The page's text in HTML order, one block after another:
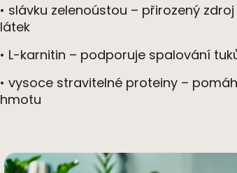
• slávku zelenoústou – přirozený
látek
• L-karnitin – podporuje spalování
• vysoce stravitelné proteiny –
hmotu